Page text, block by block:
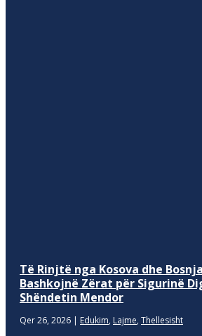
Të Rinjtë nga Kosova dhe
Bashkojnë Zërat për Sigurinë
Shëndetin Mendor
Qer 26, 2026 | Edukim, Lajme, Thellesisht